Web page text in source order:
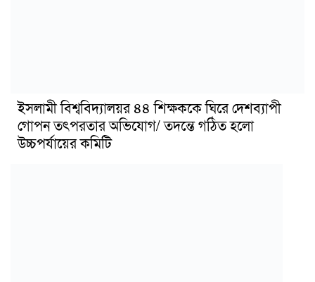
ইসলামী বিশ্ববিদ্যালয়র ৪৪ শিক্ষককে ঘিরে দেশব্যাপী
গোপন তৎপরতার অভিযোগ/ তদন্তে গঠিত হলো
উচ্চপর্যায়ের কমিটি